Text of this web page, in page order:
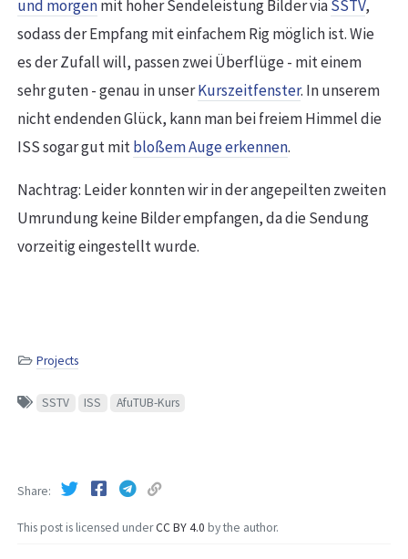
und morgenmit hoher Sendeleistung Bilder viaSSTV,
sodass der Empfang mit einfachem Rig möglich ist. Wie
es der Zufall will, passen zwei Überflüge - mit einem
sehr guten - genau in unserKurszeitfenster. In unserem
nicht endenden Glück, kann man bei freiem Himmel die
ISS sogar gut mitbloßem Auge erkennen.
Nachtrag: Leider konnten wir in der angepeilten zweiten
Umrundung keine Bilder empfangen, da die Sendung
vorzeitig eingestellt wurde.
Projects
SSTV ISS AfuTUB-Kurs
This post is licensed underCC BY 4.0 by the author.
Share